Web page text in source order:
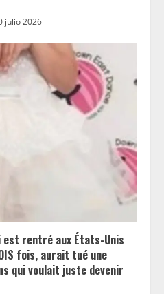
julio 2026
est rentré aux États-Unis
fois, aurait tué une
qui voulait juste devenir